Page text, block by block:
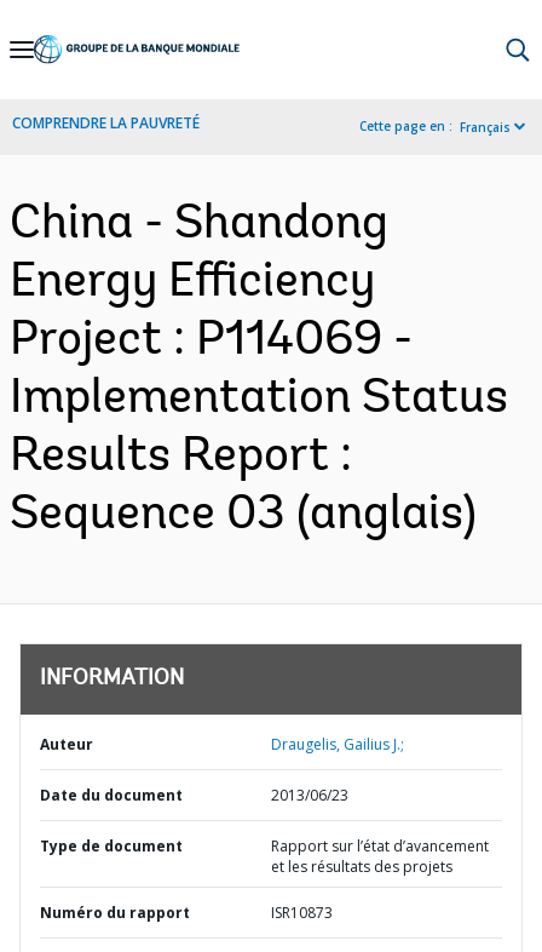
Skip
Navigation
COMPRENDRE LA PAUVRETÉ Cette page en : Français
China - Shandong
Energy Efficiency
Project : P114069 -
Implementation Status
Results Report :
Sequence 03 (anglais)
INFORMATION
Auteur Draugelis, Gailius J.;
Date du document 2013/06/23
Type de document
Rapport sur l’état d’avancement
et les résultats des projets
Numéro du rapport ISR10873